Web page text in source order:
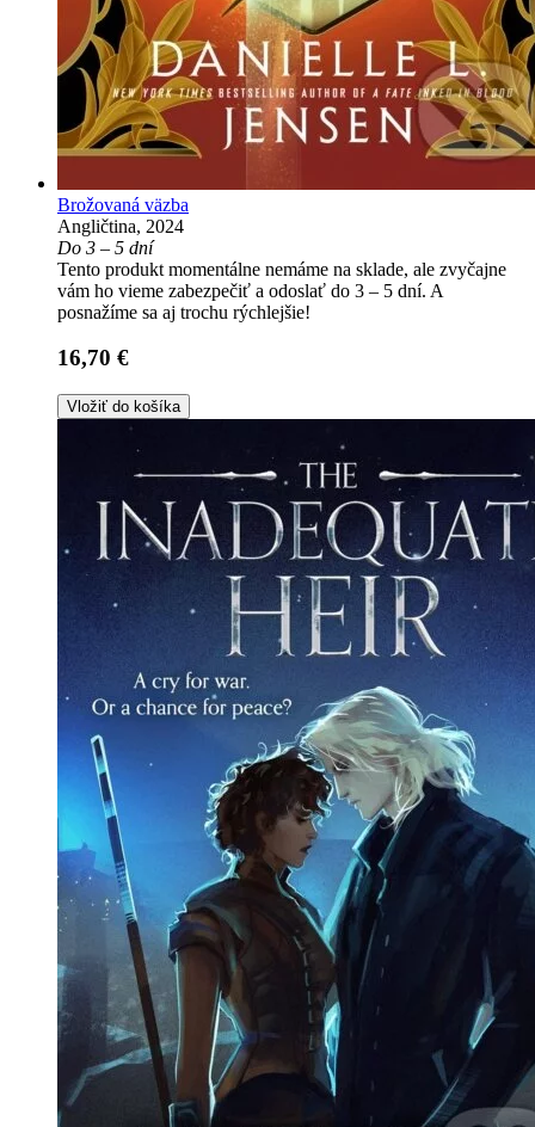
Brožovaná väzba
Angličtina, 2024
Do 3 – 5 dní
Tento produkt momentálne nemáme na sklade, ale zvyčajne
vám ho vieme zabezpečiť a odoslať do 3 – 5 dní. A
posnažíme sa aj trochu rýchlejšie!
16,70 €
Vložiť do košíka